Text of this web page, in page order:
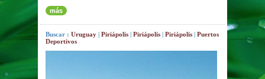
más
Buscar :Uruguay |Piriápolis |Piriápolis |Piriápolis |Puertos
Deportivos